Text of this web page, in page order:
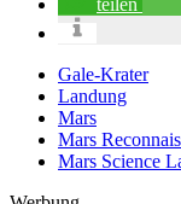
teilen
Gale-Krater
Landung
Mars
Mars
Mars Science